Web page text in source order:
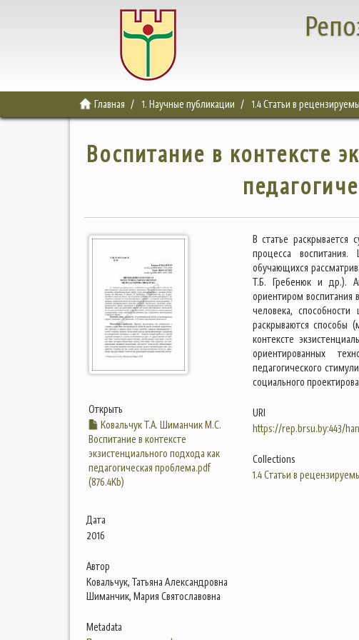
Главная 1. Научные публикации 1.4 Статьи в
Воспитание в контексте
Открыть
Ковальчук Т.А. Шиманчик М.С.
Воспитание в контексте
экзистенциального подхода как
педагогическая проблема.pdf
(876.4Kb)
Дата
2016
Автор
Ковальчук, Татьяна Александровна
Шиманчик, Мария Святославовна
Metadata
В статье раскрывается
процесса воспитания.
обучающихся
Т.Б. Гребенюк и др.).
ориентиром воспитания
человека,
раскрываются способы
контексте
ориентированных
педагогического
социального
URI
https://rep.brsu.by:443/
Collections
1.4 Статьи в